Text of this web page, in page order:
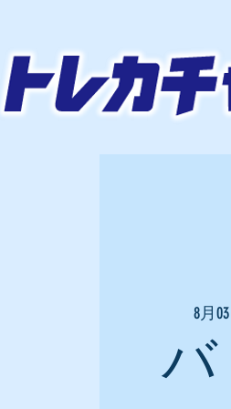
8月
バ